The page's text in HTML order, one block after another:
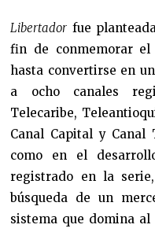
Libertador fue
fin de conmemorar el
hasta convertirse en
a ocho canales
Telecaribe,
Canal Capital y Canal
como en el
registrado en la
búsqueda de un
sistema que domina